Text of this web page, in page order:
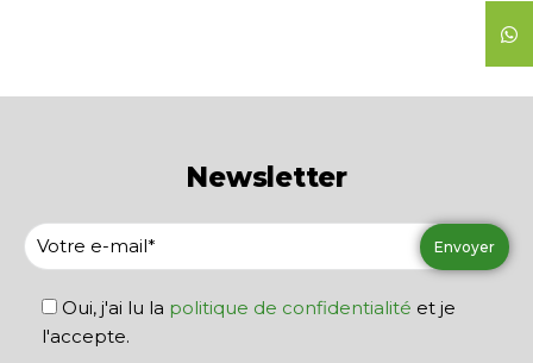
Newsletter
Oui, j'ai lu la politique de confidentialité et je
l'accepte.